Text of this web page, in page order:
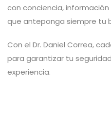
con conciencia,
que anteponga siempre tu
Con el Dr. Daniel Correa,
para garantizar tu
experiencia.